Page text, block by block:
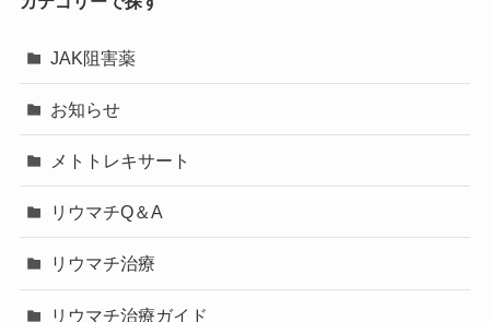
JAK阻害薬
お知らせ
メトトレキサート
リウマチQ＆A
リウマチ治療
リウマチ治療ガイド